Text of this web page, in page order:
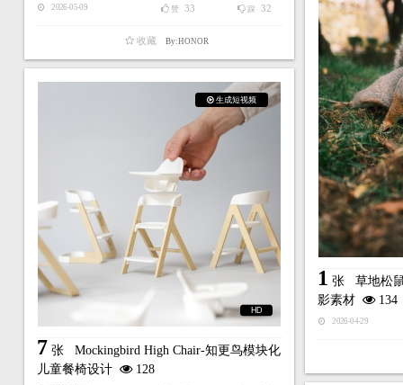
2026-05-09 踩 32
赞 33
收藏 By:HONOR
1 张 草地松
影素材
134
2026-04-29
生成短视频
HD
7 张 Mockingbird High Chair-知更鸟模块化
儿童餐椅设计
128